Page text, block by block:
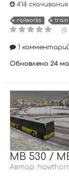
414 скачивания
railworks train
1
Обновлено 24
Автор: